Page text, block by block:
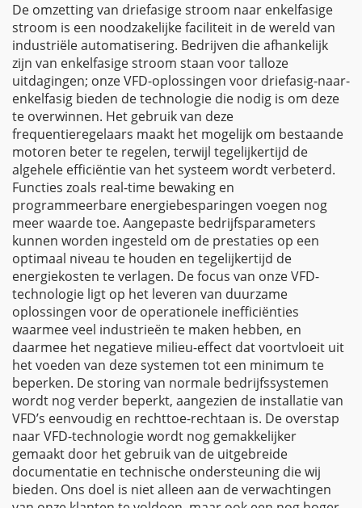
De omzetting van driefasige stroom naar enkelfasige
stroom is een noodzakelijke faciliteit in de wereld van
industriële automatisering. Bedrijven die afhankelijk
zijn van enkelfasige stroom staan voor talloze
uitdagingen; onze VFD-oplossingen voor driefasig-naar-
enkelfasig bieden de technologie die nodig is om deze
te overwinnen. Het gebruik van deze
frequentieregelaars maakt het mogelijk om bestaande
motoren beter te regelen, terwijl tegelijkertijd de
algehele efficiëntie van het systeem wordt verbeterd.
Functies zoals real-time bewaking en
programmeerbare energiebesparingen voegen nog
meer waarde toe. Aangepaste bedrijfsparameters
kunnen worden ingesteld om de prestaties op een
optimaal niveau te houden en tegelijkertijd de
energiekosten te verlagen. De focus van onze VFD-
technologie ligt op het leveren van duurzame
oplossingen voor de operationele inefficiënties
waarmee veel industrieën te maken hebben, en
daarmee het negatieve milieu-effect dat voortvloeit uit
het voeden van deze systemen tot een minimum te
beperken. De storing van normale bedrijfssystemen
wordt nog verder beperkt, aangezien de installatie van
VFD’s eenvoudig en rechttoe-rechtaan is. De overstap
naar VFD-technologie wordt nog gemakkelijker
gemaakt door het gebruik van de uitgebreide
documentatie en technische ondersteuning die wij
bieden. Ons doel is niet alleen aan de verwachtingen